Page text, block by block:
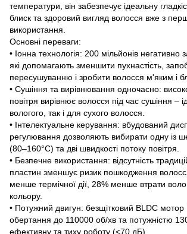
температури, він забезпечує ідеальну
блиск та здоровий вигляд волосся вже з
використання.
Основні переваги:
• Іонна технологія: 200 мільйонів негативно
які допомагають зменшити пухнастість,
пересушуванню і зробити волосся м'яким і
• Сушіння та вирівнювання одночасно:
повітря вирівнює волосся під час сушіння –
вологого, так і для сухого волосся.
• Інтелектуальне керування: вбудований
регулювання дозволяють вибирати одну із
(80–160°C) та дві швидкості потоку повітря.
• Безпечне використання: відсутність
пластин зменшує ризик пошкодження
менше термічної дії, 28% менше втрати
кольору.
• Потужний двигун: безщітковий BLDC мотор
обертання до 110000 об/хв та потужністю
ефективну та тиху роботу (<70 дБ).